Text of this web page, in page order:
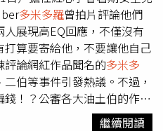
多米多羅曾拍片評論他們
展現高EQ回應，不僅沒有
算要寄給他，不要讓他自己
論網紅作品聞名的多米多
伯等事件引發熱議。不過，
！？公審各大油土伯的作
集時，卻罕見給出五星好
繼續閱讀